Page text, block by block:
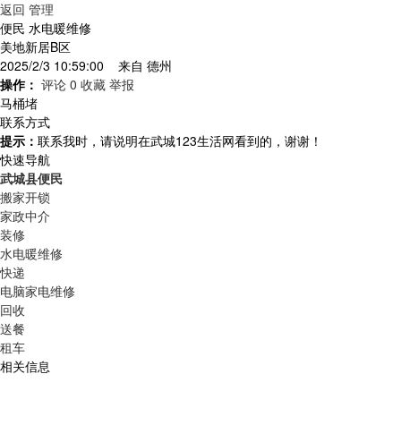
返回 管理
便民 水电暖维修
美地新居B区
2025/2/3 10:59:00 来自 德州
操作： 评论 0 收藏 举报
马桶堵
联系方式
提示： 联系我时，请说明在武城123生活网看到的，谢谢！
快速导航
武城县便民
搬家开锁
家政中介
装修
水电暖维修
快递
电脑家电维修
回收
送餐
租车
相关信息